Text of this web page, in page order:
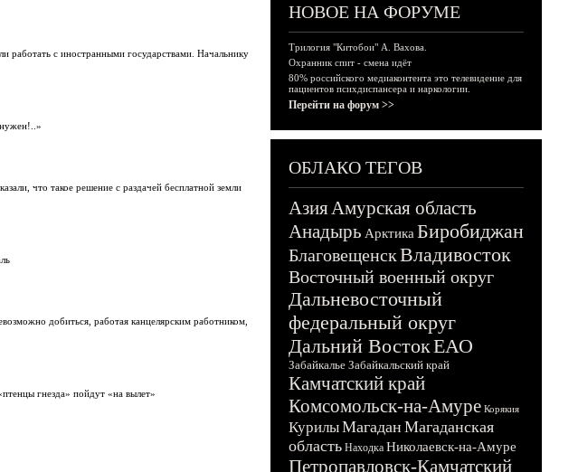
работать с иностранными государствами. Начальнику
что такое решение с раздачей бесплатной земли
добиться, работая канцелярским работником,
гнезда» пойдут «на вылет»
НОВОЕ НА ФОРУМЕ
Трилогия "Китобои" А. Вахова.
Охранник спит - смена идёт
80% российского медиаконтента это телевидение для
пациентов психдиспансера и наркологии.
Перейти на форум >>
ОБЛАКО ТЕГОВ
АзияАмурская область
Анадырь Арктика Биробиджан
БлаговещенскВладивосток
Восточный военный округ
Дальневосточный
федеральный округ
Дальний ВостокЕАО
Забайкалье Забайкальский край
Камчатский край
Комсомольск-на-Амуре Корякия
КурилыМагадан Магаданская
область Находка Николаевск-на-Амуре
Петропавловск-Камчатский